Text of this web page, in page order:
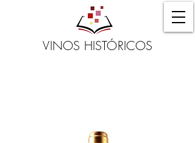
VINOS HISTÓRICOS